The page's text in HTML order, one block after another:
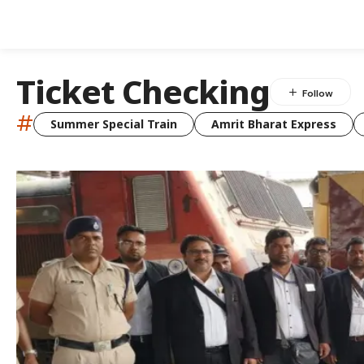
Ticket Checking
# Summer Special Train Amrit Bharat Express